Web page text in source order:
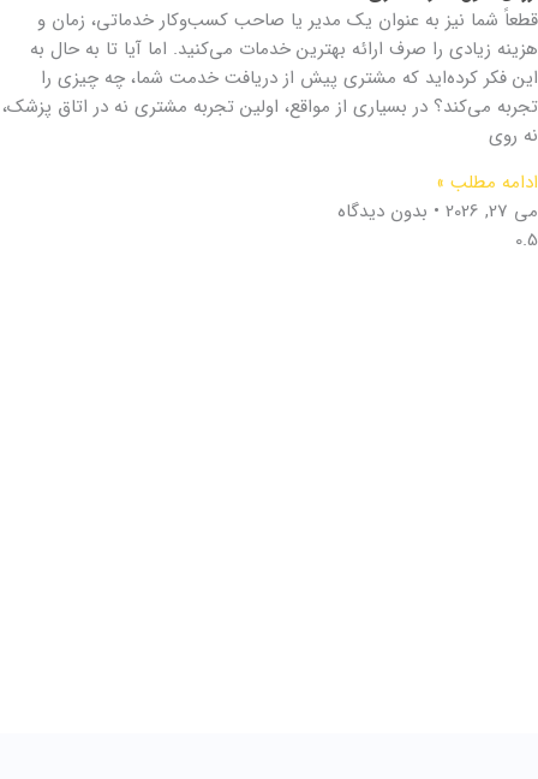
قطعاً شما نیز به عنوان یک مدیر یا صاحب کسب‌وکار خدماتی، زمان و
هزینه زیادی را صرف ارائه بهترین خدمات می‌کنید. اما آیا تا به حال به
این فکر کرده‌اید که مشتری پیش از دریافت خدمت شما، چه چیزی را
تجربه می‌کند؟ در بسیاری از مواقع، اولین تجربه مشتری نه در اتاق پزشک،
نه روی
ادامه مطلب »
می 27, 2026
بدون دیدگاه